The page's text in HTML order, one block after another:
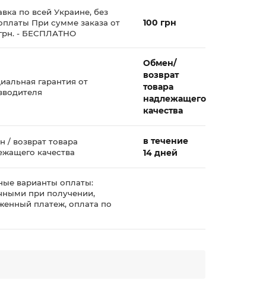
по всей Украине, без
При сумме заказа от
- БЕСПЛАТНО
100 грн
гарантия от
Обмен/
возврат
товара
надлежащего
качества
/ возврат товара
качества
в течение
14 дней
варианты оплаты:
при получении,
платеж, оплата по